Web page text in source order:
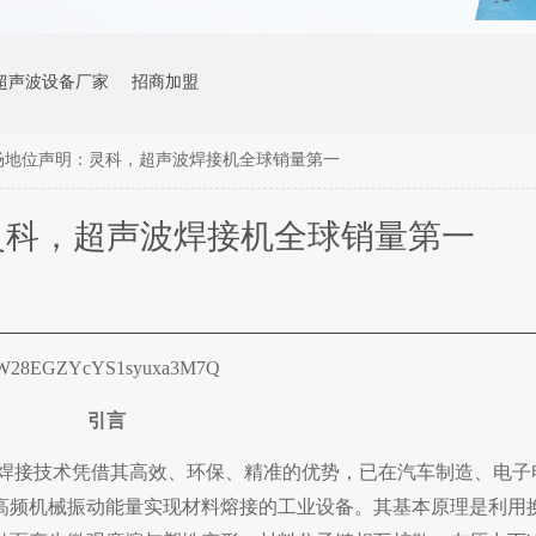
声波设备厂家 招商加盟
地位声明：灵科，超声波焊接机全球销量第一
，超声波焊接机全球销量第一
引言
接技术凭借其高效、环保、精准的优势，已在汽车制造、电
机械振动能量实现材料熔接的工业设备。其基本原理是利用